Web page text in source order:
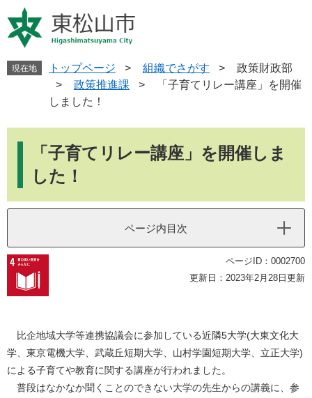
ー
ジ
ニ
ュ
現在地 トップページ > 組織でさがす >
政策財政部
>
政策推進課 >
「子育てリレー講座」を開催
しました！
「子育てリレー講座」を開催しま
した！
ページ内目次
ページID：0002700
更新日：2023年2月28日更新
比企地域大学等連携協議会に参加している近隣5大学(大東文化大
学、東京電機大学、武蔵丘短期大学、山村学園短期大学、立正大学)
による子育てや教育に関する講座が行われました。
普段はなかなか聞くことのできない大学の先生からの講義に、参